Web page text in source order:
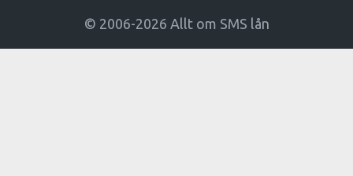
© 2006-2026 Allt om SMS lån